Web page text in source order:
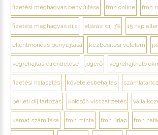
fizetési meghagyás benyújtása fmh online
fizetési meghagyás díja eljárási díj 3% 15 nap
ellentmondás benyújtása kézbesítési vélelem
végrehajtás elrendelése jogerő végrehajtható
fizetési halasztás követelésbehajtás
bérleti díj tartozás kölcsön visszafizetés
kamat számítása fmh minta fmh űrlap fmh